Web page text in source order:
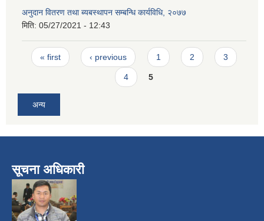
अनुदान वितरण तथा ब्यबस्थापन सम्बन्धि कार्यविधि, २०७७
मिति: 05/27/2021 - 12:43
Pages
« first ‹ previous 1 2 3
4 5
अन्य
सूचना अधिकारी